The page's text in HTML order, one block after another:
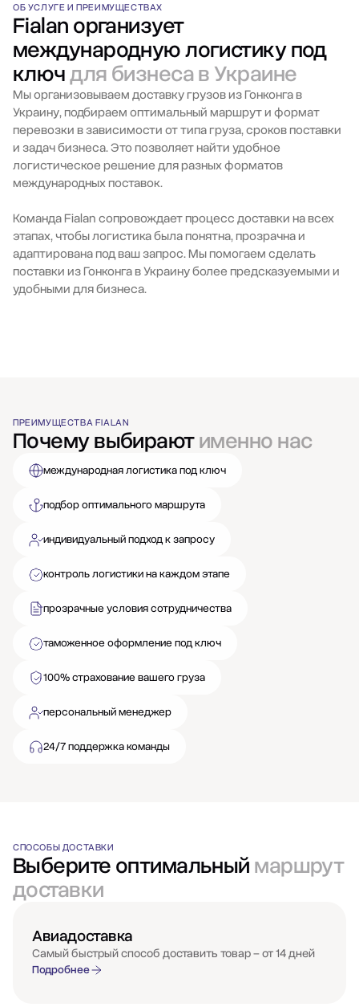
ОБ УСЛУГЕ И ПРЕИМУЩЕСТВАХ
Fialan организует
международную логистику под
ключдля бизнеса в Украине
Мы организовываем доставку грузов из Гонконга в
Украину, подбираем оптимальный маршрут и формат
перевозки в зависимости от типа груза, сроков поставки
и задач бизнеса. Это позволяет найти удобное
логистическое решение для разных форматов
международных поставок.
Команда Fialan сопровождает процесс доставки на всех
этапах, чтобы логистика была понятна, прозрачна и
адаптирована под ваш запрос. Мы помогаем сделать
поставки из Гонконга в Украину более предсказуемыми и
удобными для бизнеса.
ПРЕИМУЩЕСТВА FIALAN
Почему выбираютименно нас
международная логистика под ключ
подбор оптимального маршрута
индивидуальный подход к запросу
контроль логистики на каждом этапе
прозрачные условия сотрудничества
таможенное оформление под ключ
100% страхование вашего груза
персональный менеджер
24/7 поддержка команды
СПОСОБЫ ДОСТАВКИ
Выберите оптимальныймаршрут
доставки
Авиадоставка
Самый быстрый способ доставить товар – от 14 дней
Подробнее